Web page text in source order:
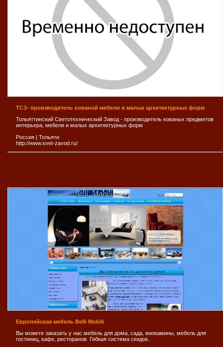
ТСЗ- производитель кованой мебели и малых архитектурных форм
Тольяттинский Светотехнический Завод - производитель кованых предметов
интерьера, мебели и малых архитектурных форм
Россия | Тольяти
http://www.svet-zavod.ru/
Европейская мебель Belli Mobili
Вы можете заказать у нас мебель для дома, сада, виокамины, мебель для
гостиниц, кафе, ресторанов. Гибкая система скидок.